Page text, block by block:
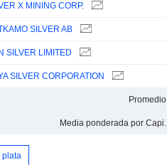
X MINING CORP.
SILVER AB
SILVER LIMITED
SILVER CORPORATION
Promedio
Media ponderada por Capi.
plata